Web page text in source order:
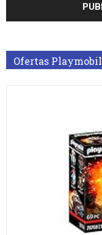
Ofertas Playmobil